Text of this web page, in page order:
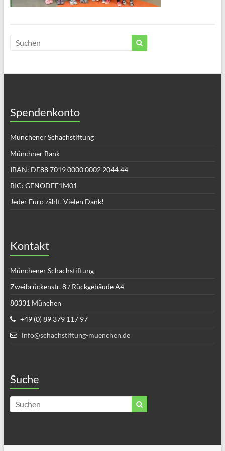
Spendenkonto
Münchener Schachstiftung
Münchner Bank
IBAN: DE88 7019 0000 0002 2044 44
BIC: GENODEF1M01
Jeder Euro zählt. Vielen Dank!
Kontakt
Münchener Schachstiftung
Zweibrückenstr. 8 / Rückgebäude A4
80331 München
+49 (0) 89 379 117 97
info@schachstiftung-muenchen.de
Suche